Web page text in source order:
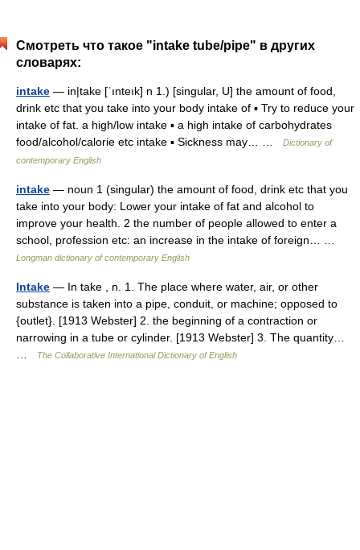
Смотреть что такое "intake tube/pipe" в других
словарях:
intake — in|take [ˈınteık] n 1.) [singular, U] the amount of food,
drink etc that you take into your body intake of ▪ Try to reduce your
intake of fat. a high/low intake ▪ a high intake of carbohydrates
food/alcohol/calorie etc intake ▪ Sickness may… …
Dictionary of
contemporary English
intake — noun 1 (singular) the amount of food, drink etc that you
take into your body: Lower your intake of fat and alcohol to
improve your health. 2 the number of people allowed to enter a
school, profession etc: an increase in the intake of foreign… …
Longman dictionary of contemporary English
Intake — In take , n. 1. The place where water, air, or other
substance is taken into a pipe, conduit, or machine; opposed to
{outlet}. [1913 Webster] 2. the beginning of a contraction or
narrowing in a tube or cylinder. [1913 Webster] 3. The quantity…
The Collaborative International Dictionary of English